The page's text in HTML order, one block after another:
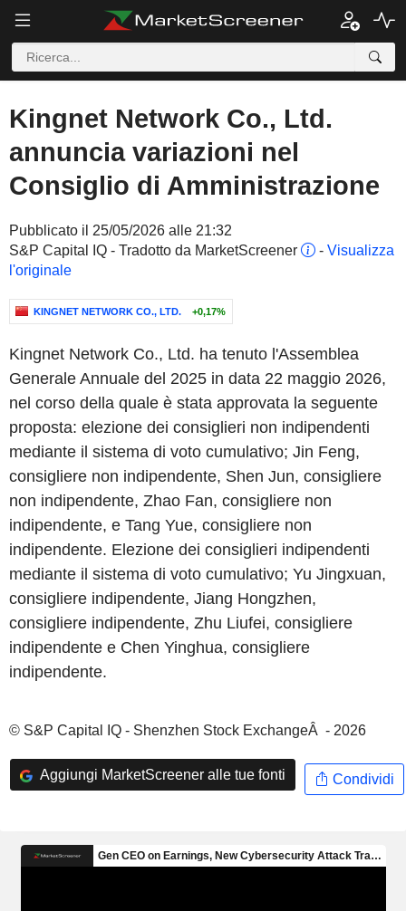
Kingnet Network Co., Ltd.
annuncia variazioni nel
Consiglio di Amministrazione
Pubblicato il 25/05/2026 alle 21:32
S&P Capital IQ - Tradotto da MarketScreener
- Visualizza
l'originale
KINGNET NETWORK CO., LTD. +0,17%
Kingnet Network Co., Ltd. ha tenuto l'Assemblea
Generale Annuale del 2025 in data 22 maggio 2026,
nel corso della quale è stata approvata la seguente
proposta: elezione dei consiglieri non indipendenti
mediante il sistema di voto cumulativo; Jin Feng,
consigliere non indipendente, Shen Jun, consigliere
non indipendente, Zhao Fan, consigliere non
indipendente, e Tang Yue, consigliere non
indipendente. Elezione dei consiglieri indipendenti
mediante il sistema di voto cumulativo; Yu Jingxuan,
consigliere indipendente, Jiang Hongzhen,
consigliere indipendente, Zhu Liufei, consigliere
indipendente e Chen Yinghua, consigliere
indipendente.
© S&P Capital IQ - Shenzhen Stock ExchangeÂ - 2026
Aggiungi MarketScreener alle tue fonti Condividi